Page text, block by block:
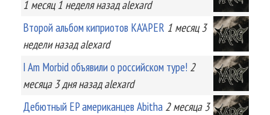
1 месяц 1 неделяназад alexard
Второй альбом киприотов KA'APER 1 месяц 3
неделиназад alexard
I Am Morbid объявили о российском туре! 2
месяца 3 дняназад alexard
Дебютный EP американцев Abitha 2 месяца 3